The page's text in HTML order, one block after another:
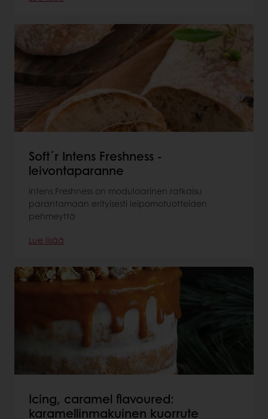
Soft´r Intens Freshness -
leivontaparanne
Intens Freshness on modulaarinen ratkaisu
parantamaan erityisesti leipomotuotteiden
pehmeyttä
Lue lisää
Icing, caramel flavoured:
karamellinmakuinen kuorrute